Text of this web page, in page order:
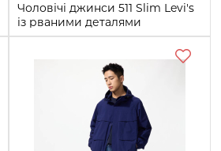
Чоловічі джинси 511 Slim Levi's
із рваними деталями
1160125763 (Чорний 38W 30L)
40W 32L
Купить